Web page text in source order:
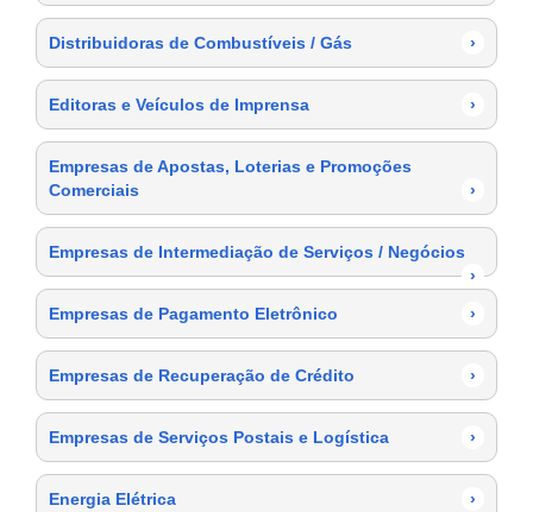
Distribuidoras de Combustíveis / Gás ›
Editoras e Veículos de Imprensa ›
Empresas de Apostas, Loterias e Promoções
Comerciais
›
Empresas de Intermediação de Serviços / Negócios
›
Empresas de Pagamento Eletrônico
›
Empresas de Recuperação de Crédito ›
Empresas de Serviços Postais e Logística ›
Energia Elétrica ›